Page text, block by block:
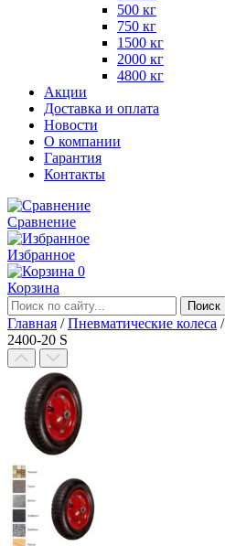
500 кг
750 кг
1500 кг
2000 кг
4800 кг
Акции
Доставка и оплата
Новости
О компании
Гарантия
Контакты
Сравнение
Избранное
0
Корзина
Главная /Пневматические колеса /
2400-20 S